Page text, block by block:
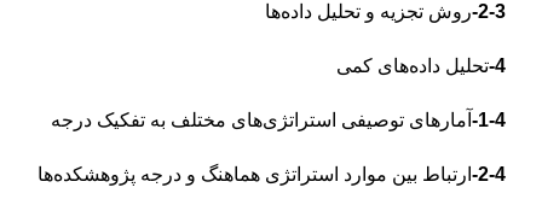
2-3- روش تجزیه و تحلیل داده‌ها
4- تحلیل داده‌های کمی
1-4- آمارهای توصیفی استراتژی‌های مختلف به تفکیک درجه
2-4- ارتباط بین موارد استراتژی هماهنگ و درجه پژوهشکده‌ها